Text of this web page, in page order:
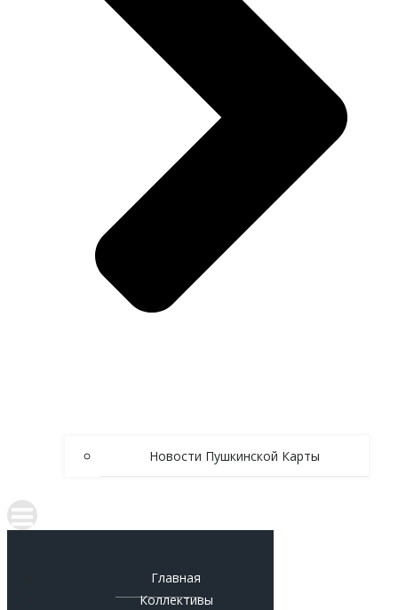
Новости Пушкинской Карты
Главная
Коллективы